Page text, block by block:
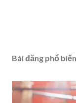
Bài đăng phổ